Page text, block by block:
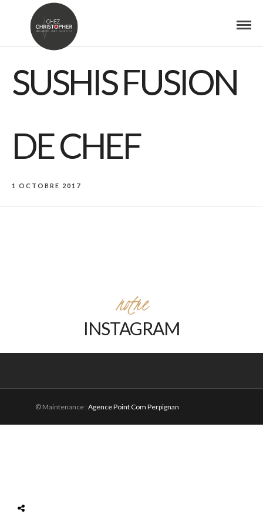
SUSHIS FUSION
DE CHEF
1 OCTOBRE 2017
notre
INSTAGRAM
© Maintenance : Agence Point Com Perpignan